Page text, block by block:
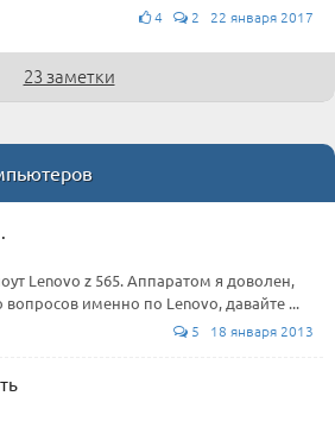
4 2 22 января 2017
23 заметки
Lenovo z 565. Аппаратом я доволен,
именно по Lenovo, давайте ...
5 18 января 2013